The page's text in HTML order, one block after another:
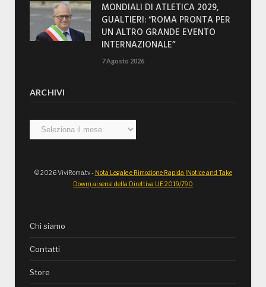
MONDIALI DI ATLETICA 2029,
GUALTIERI: “ROMA PRONTA PER
UN ALTRO GRANDE EVENTO
INTERNAZIONALE”
7 Agosto 2026
ARCHIVI
Archivi
© 2026 ViviRoma.tv - Nota Legale e Rimozione Rapida (Notice and Take
Down) ai sensi della Direttiva UE 2019/790
Chi siamo
Contatti
Store